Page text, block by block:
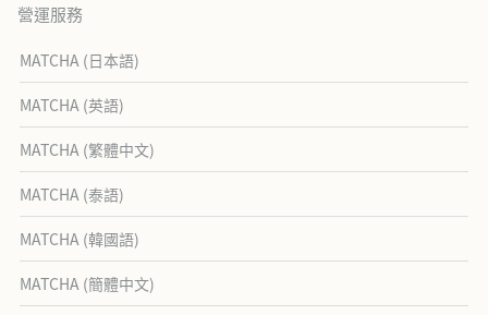
營運服務
MATCHA (日本語)
MATCHA (英語)
MATCHA (繁體中文)
MATCHA (泰語)
MATCHA (韓國語)
MATCHA (簡體中文)